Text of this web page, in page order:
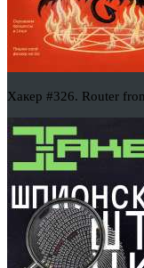
Хакер #326. Router